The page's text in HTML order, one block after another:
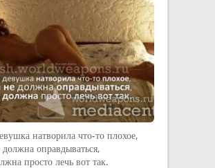
натворила что-то плохое,
оправдываться,
просто лечь вот так.